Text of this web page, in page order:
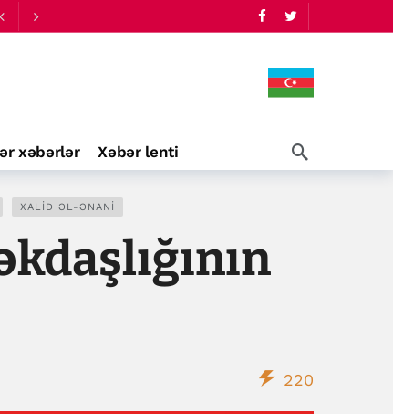
xəbərlər Xəbər lenti
XALID ƏL-ƏNANI
220